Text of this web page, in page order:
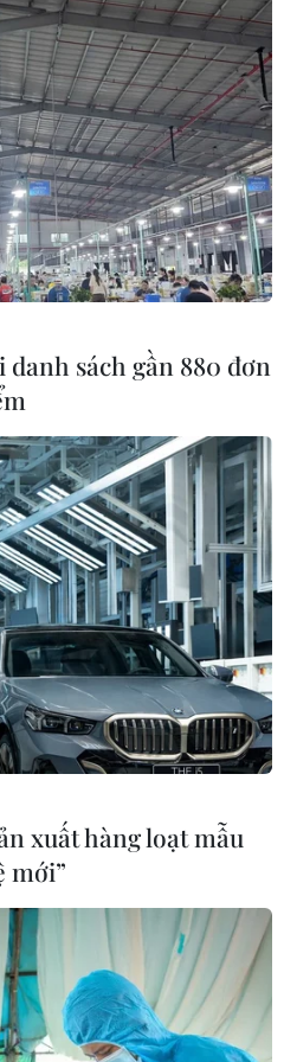
trăm, lần thứ 2 trong vòng
sách gần 880 đơn
xuất hàng loạt mẫu
mới”